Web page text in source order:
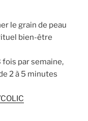
le grain de peau
bien-être
par semaine,
2 à 5 minutes